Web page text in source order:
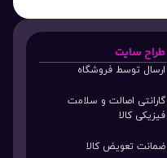
طراح سایت
ارسال توسط فروشگاه
گارانتی اصالت و سلامت
فیزیکی کالا
ضمانت تعویض کالا